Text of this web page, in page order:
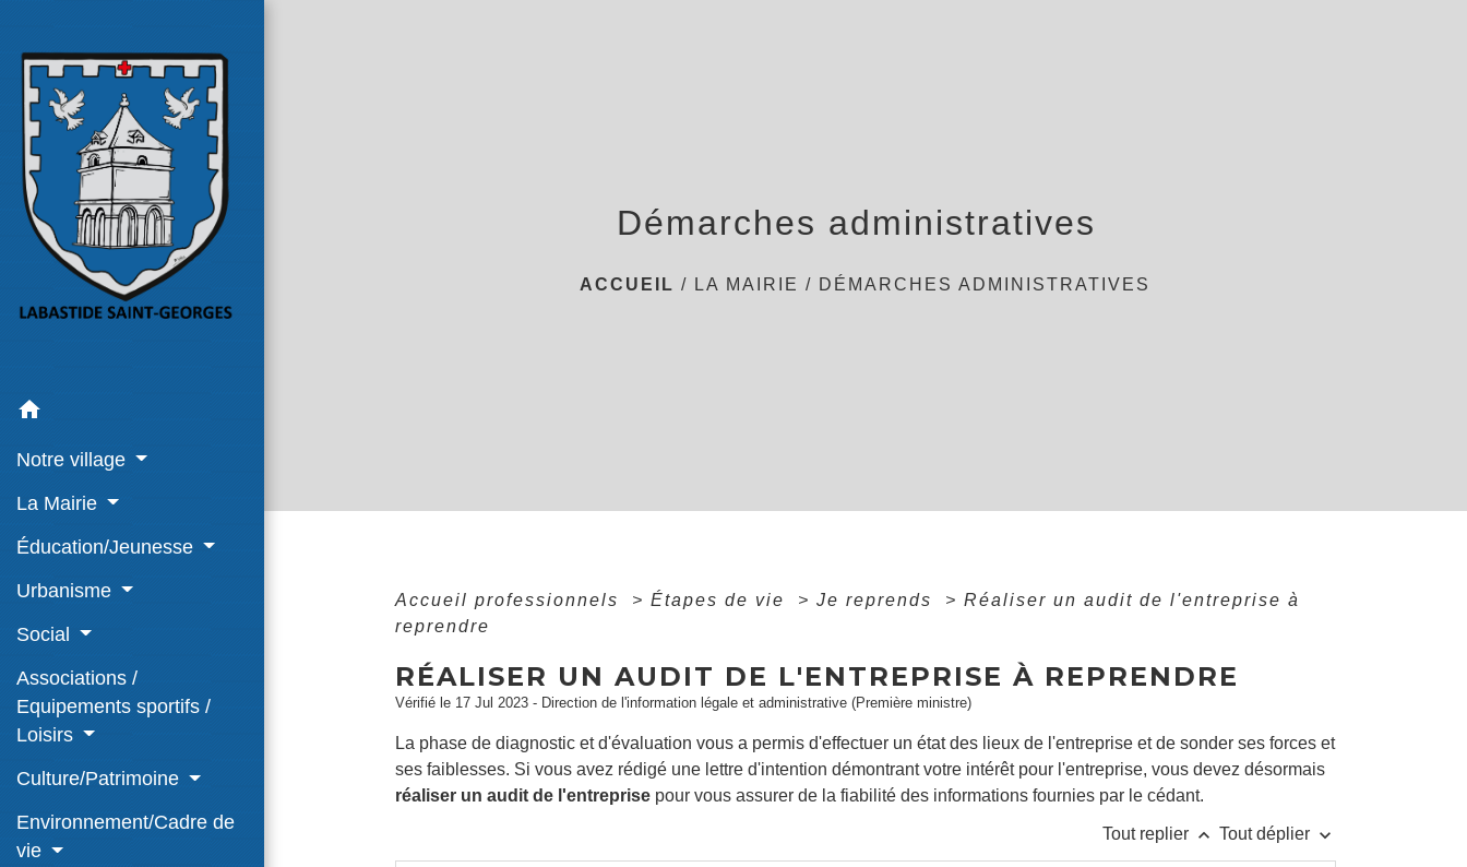
home
Notre village
La Mairie
Éducation/Jeunesse
Urbanisme
Social
Associations /
Equipements sportifs /
Loisirs
Culture/Patrimoine
Environnement/Cadre de
vie
Démarches administratives
ACCUEIL / LA MAIRIE / DÉMARCHES ADMINISTRATIVES
Accueil professionnels > Étapes de vie > Je reprends > Réaliser un audit de l'entreprise à
reprendre
RÉALISER UN AUDIT DE L'ENTREPRISE À REPRENDRE
Vérifié le 17 Jul 2023 - Direction de l'information légale et administrative (Première ministre)
La phase de diagnostic et d'évaluation vous a permis d'effectuer un état des lieux de l'entreprise et de sonder ses forces et
ses faiblesses. Si vous avez rédigé une lettre d'intention démontrant votre intérêt pour l'entreprise, vous devez désormais
réaliser un audit de l'entreprisepour vous assurer de la fiabilité des informations fournies par le cédant.
Tout replier keyboard_arrow_up Tout déplier keyboard_arrow_down